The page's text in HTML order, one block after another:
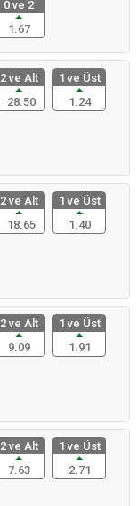
0 ve 2
1.67
2 ve Alt
28.50
1 ve Üst
1.24
2 ve Alt
18.65
1 ve Üst
1.40
2 ve Alt
9.09
1 ve Üst
1.91
2 ve Alt
7.63
1 ve Üst
2.71